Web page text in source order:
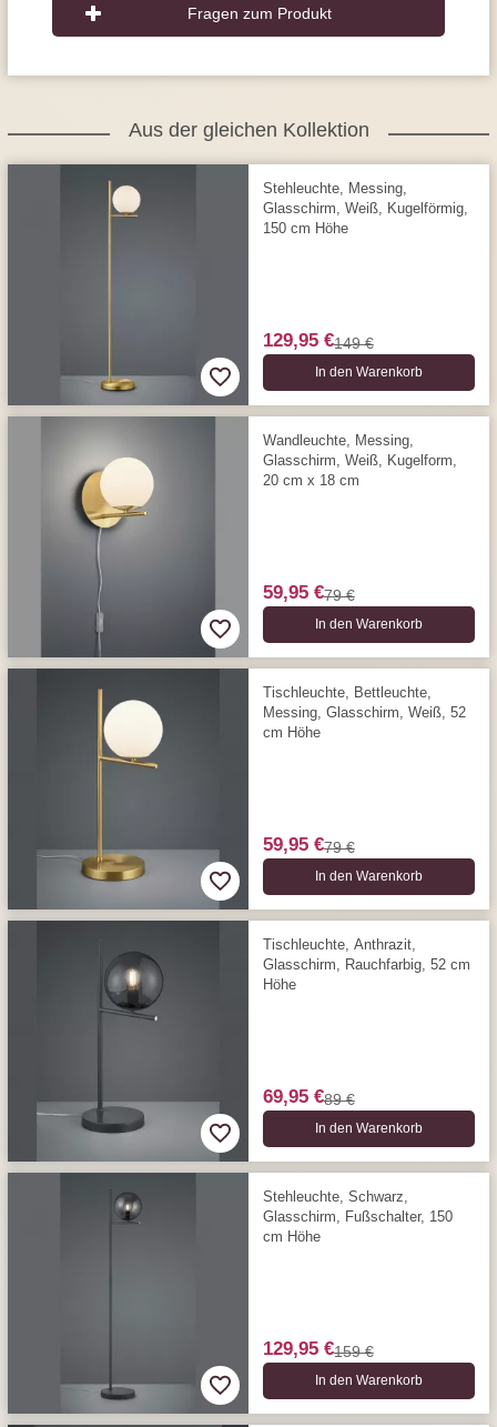
Fragen zum Produkt
Aus der gleichen Kollektion
Stehleuchte, Messing,
Glasschirm, Weiß, Kugelförmig,
150 cm Höhe
129,95 €149 €
In den Warenkorb
Wandleuchte, Messing,
Glasschirm, Weiß, Kugelform,
20 cm x 18 cm
59,95 €79 €
In den Warenkorb
Tischleuchte, Bettleuchte,
Messing, Glasschirm, Weiß, 52
cm Höhe
59,95 €79 €
In den Warenkorb
Tischleuchte, Anthrazit,
Glasschirm, Rauchfarbig, 52 cm
Höhe
69,95 €89 €
In den Warenkorb
Stehleuchte, Schwarz,
Glasschirm, Fußschalter, 150
cm Höhe
129,95 €159 €
In den Warenkorb